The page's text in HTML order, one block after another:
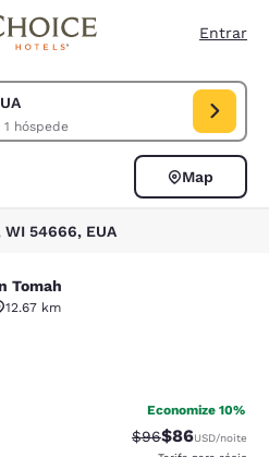
Entrar
1 quarto, 1 hóspede
WI 54666, EUA. Data de check-in
Map
54666, EUA
Tomah
12.67 km
3.96 estrelas. Bom. 679 avaliações
Economize 10%
Tarifa anterior
$96Tarifa com
$86USD/noite